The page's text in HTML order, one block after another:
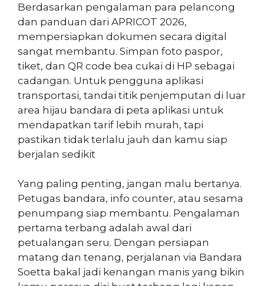
Berdasarkan pengalaman para pelancong
dan panduan dari APRICOT 2026,
mempersiapkan dokumen secara digital
sangat membantu. Simpan foto paspor,
tiket, dan QR code bea cukai di HP sebagai
cadangan. Untuk pengguna aplikasi
transportasi, tandai titik penjemputan di luar
area hijau bandara di peta aplikasi untuk
mendapatkan tarif lebih murah, tapi
pastikan tidak terlalu jauh dan kamu siap
berjalan sedikit
Yang paling penting, jangan malu bertanya.
Petugas bandara, info counter, atau sesama
penumpang siap membantu. Pengalaman
pertama terbang adalah awal dari
petualangan seru. Dengan persiapan
matang dan tenang, perjalanan via Bandara
Soetta bakal jadi kenangan manis yang bikin